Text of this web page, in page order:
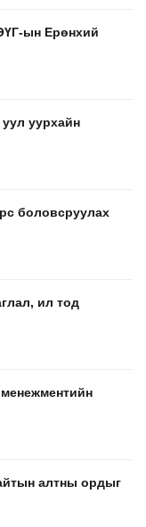
ын Ерөнхий
уурхайн
боловсруулах
ил тод
алтны ордыг